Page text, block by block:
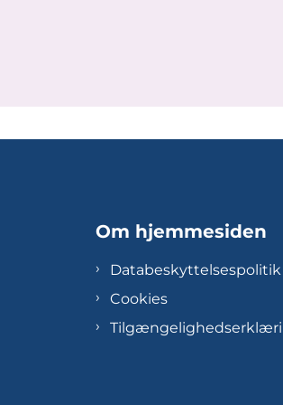
Om hjemmesiden
Databeskyttelsespolitik
Cookies